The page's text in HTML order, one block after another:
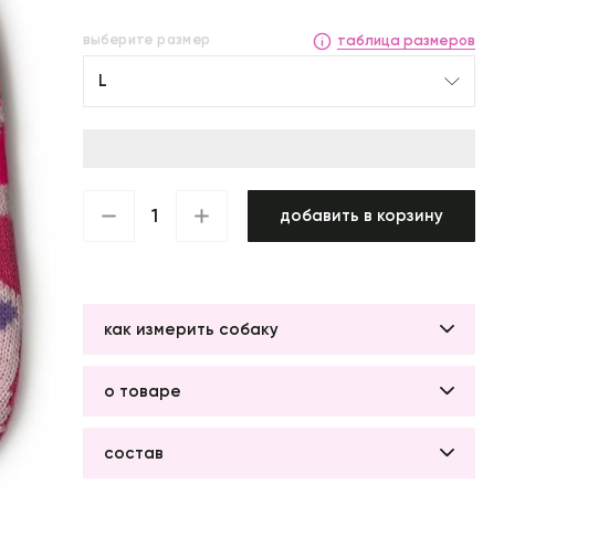
выберите размер
L
таблица размеров
добавить в корзину
как измерить собаку
о товаре
состав